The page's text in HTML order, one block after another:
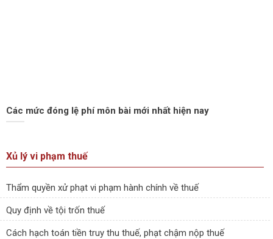
Các mức đóng lệ phí môn bài mới nhất hiện nay
Xủ lý vi phạm thuế
Thẩm quyền xử phạt vi phạm hành chính về thuế
Quy định về tội trốn thuế
Cách hạch toán tiền truy thu thuế, phạt chậm nộp thuế